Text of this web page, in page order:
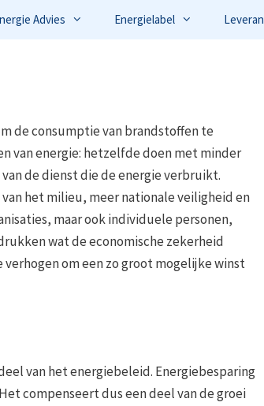
Advies Energielabel
de consumptie van brandstoffen te
van energie: hetzelfde doen met minder
de dienst die de energie verbruikt.
het milieu, meer nationale veiligheid en
maar ook individuele personen,
wat de economische zekerheid
om een zo groot mogelijke winst
van het energiebeleid. Energiebesparing
compenseert dus een deel van de groei